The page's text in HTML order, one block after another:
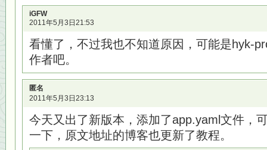
iGFW
2011年5月3日21:53
看懂了，不过我也不知道原因，可能是hyk-
作者吧。
匿名
2011年5月3日23:13
今天又出了新版本，添加了app.yaml文件，
一下，原文地址的博客也更新了教程。